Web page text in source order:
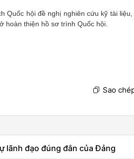
Quốc hội đề nghị nghiên cứu kỹ tài
hoàn thiện hồ sơ trình Quốc hội.
Sao
lãnh đạo đúng đắn của Đảng